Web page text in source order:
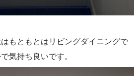
もともとはリビングダイニングで
気持ち良いです。